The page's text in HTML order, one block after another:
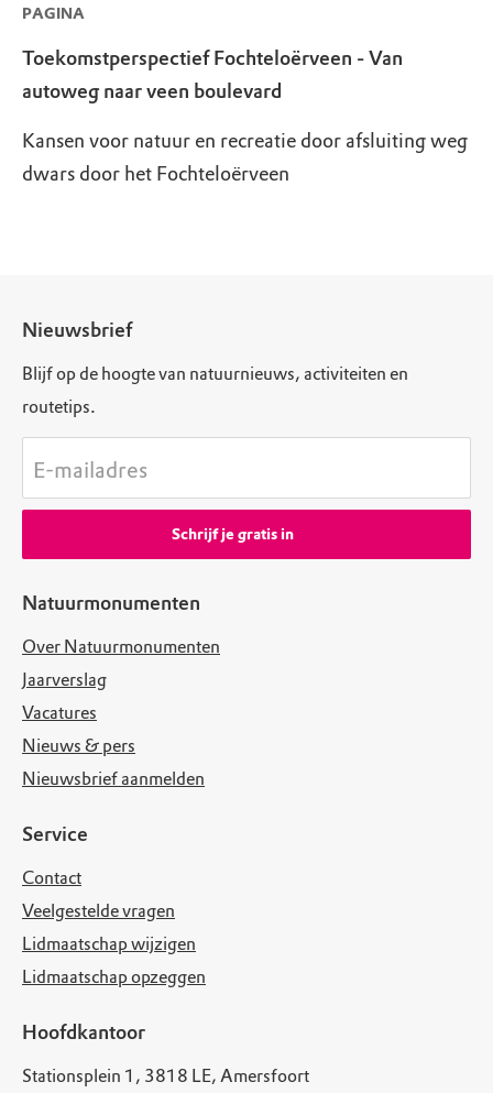
PAGINA
Toekomstperspectief Fochteloërveen - Van
autoweg naar veen boulevard
Kansen voor natuur en recreatie door afsluiting weg
dwars door het Fochteloërveen
Natuurmonumenten
Over Natuurmonumenten
Jaarverslag
Vacatures
Nieuws & pers
Nieuwsbrief aanmelden
Service
Contact
Veelgestelde vragen
Lidmaatschap wijzigen
Lidmaatschap opzeggen
Hoofdkantoor
Stationsplein 1, 3818 LE, Amersfoort
Nieuwsbrief
Blijf op de hoogte van natuurnieuws, activiteiten en
routetips.
E-mailadres
Schrijf je gratis in